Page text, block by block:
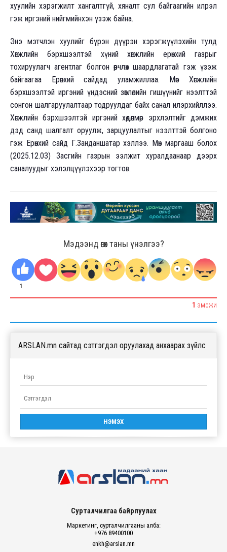
хуулийн хэрэгжилт хангалтгүй, хяналт сул байгаагийн илрэл
гэж иргэний нийгмийнхэн үзэж байна.
Энэ мэтчлэн хуулийг бүрэн дүүрэн хэрэгжүүлэхийн тулд
Хөгжлийн бэрхшээлтэй хүний хөгжлийн ерөнхий газрыг
тохируулагч агентлаг болгон өөрчлөх шаардлагатай гэж үзэж
байгаагаа Ерөнхий сайдад уламжиллаа. Мөн Хөгжлийн
бэрхшээлтэй иргэний үндэсний зөвлөлийн гишүүнийг нээлттэй
сонгон шалгаруулалтаар тодруулдаг байх санал илэрхийллээ.
Хөгжлийн бэрхшээлтэй иргэний хөдөлмөр эрхлэлтийг дэмжих
дэд санд шалгалт оруулж, зарцуулалтыг нээлттэй болгоно
гэж Ерөнхий сайд Г.Занданшатар хэллээ. Мөн маргааш болох
(2025.12.03) Засгийн газрын ээлжит хуралдаанаар дээрх
саналуудыг хэлэлцүүлэхээр тогтов.
Мэдээнд өгөх таны үнэлгээ?
1
1 ЭМОЖИ
ARSLAN.mn сайтад сэтгэгдэл оруулахад анхаарах зүйлс
Сурталчилгаа байрлуулах
Маркетинг, сурталчилгааны алба:
+976 89400100
enkh@arslan.mn